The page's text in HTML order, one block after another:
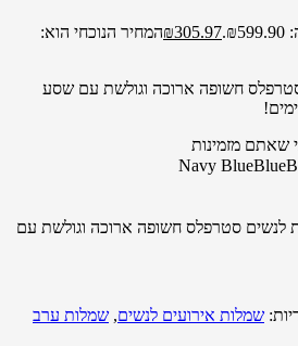
₪305.97
המחיר הנוכחי הוא:
חשופה ארוכה וגולשת עם שסע
שאתם מזמינות
Navy BlueBlue
סטרפלס חשופה ארוכה וגולשת עם
שמלות אירועים לנשים, שמלות ערב